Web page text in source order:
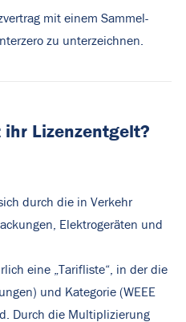
mit einem Sammel-
zu unterzeichnen.
Lizenzentgelt?
durch die in Verkehr
Elektrogeräten und
eine „Tarifliste“, in der die
und Kategorie (WEEE
Durch die Multiplizierung